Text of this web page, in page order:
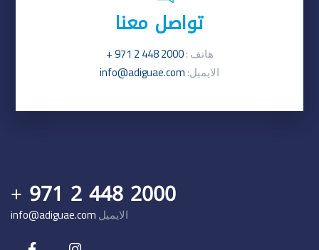
تواصل معنا
هاتف :+ 971 2 448 2000
الايميل: info@adiguae.com
+ 971 2 448 2000
الايميل info@adiguae.com